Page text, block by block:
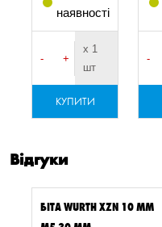
наявності
- +
х 1
шт
КУПИТИ
-
Відгуки
БІТА WURTH XZN 10 ММ